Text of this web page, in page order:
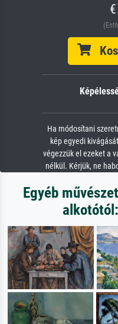
Ha módosítani
kép egyedi
végezzük el ezeket a
nélkül. Kérjük, ne
Egyéb